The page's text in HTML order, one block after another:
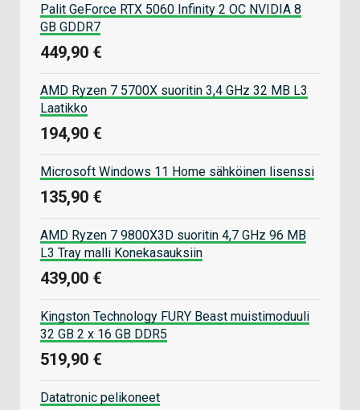
Palit GeForce RTX 5060 Infinity 2 OC NVIDIA 8
GB GDDR7
449,90 €
AMD Ryzen 7 5700X suoritin 3,4 GHz 32 MB L3
Laatikko
194,90 €
Microsoft Windows 11 Home sähköinen lisenssi
135,90 €
AMD Ryzen 7 9800X3D suoritin 4,7 GHz 96 MB
L3 Tray malli Konekasauksiin
439,00 €
Kingston Technology FURY Beast muistimoduuli
32 GB 2 x 16 GB DDR5
519,90 €
Datatronic pelikoneet